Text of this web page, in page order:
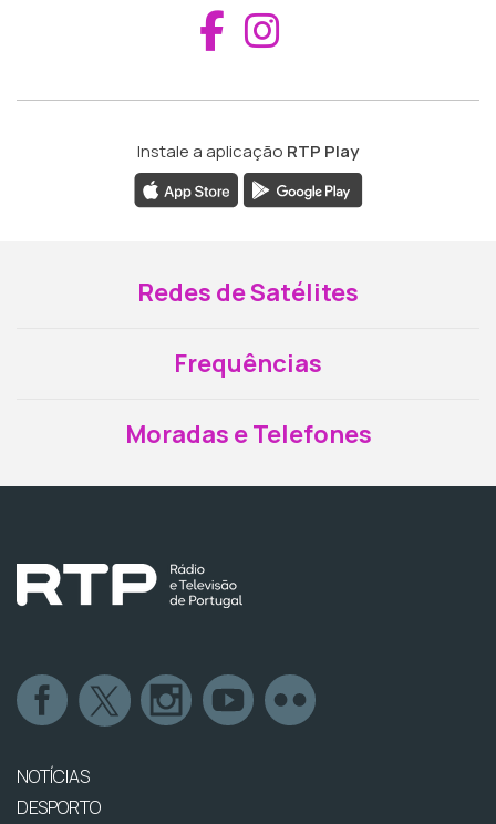
Aceder ao
Instale a aplicação RTP Play
Redes de Satélites
Frequências
Moradas e Telefones
NOTÍCIAS
DESPORTO